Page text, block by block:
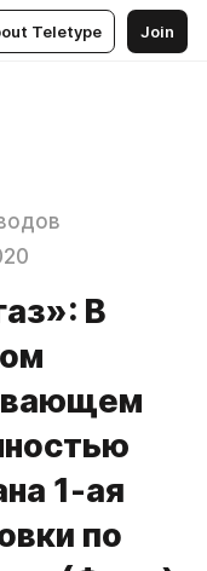
Teletype Join
В
1-ая
по